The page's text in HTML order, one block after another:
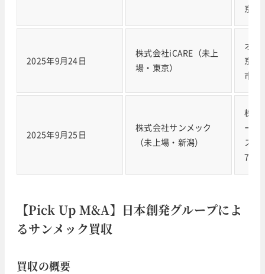
京）
2025年9月24日
株式会社iCARE（未上
場・東京）
オム
京証
市場
2025年9月25日
株式会社サンメック
（未上場・新潟）
株式
ープ
スタ
【Pick Up M&A】日本創発グループによ
るサンメック買収
買収の概要